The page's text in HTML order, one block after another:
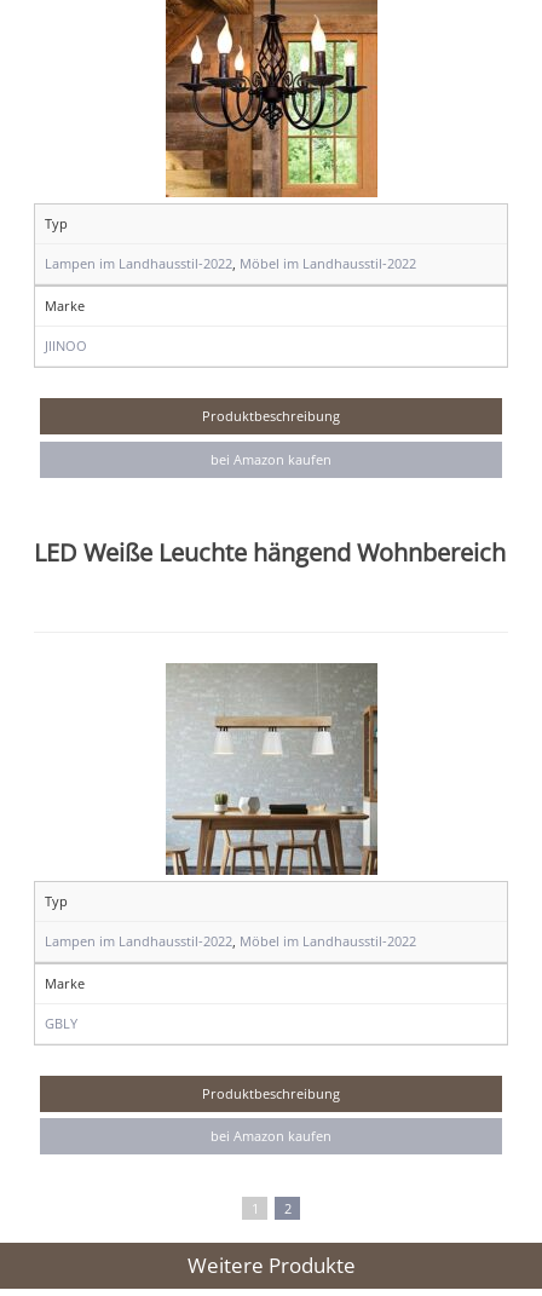
Typ
Lampen im Landhausstil-2022, Möbel im Landhausstil-2022
Marke
JIINOO
Produktbeschreibung
bei Amazon kaufen
LED Weiße Leuchte hängend Wohnbereich
Typ
Lampen im Landhausstil-2022 Möbel im Landhausstil-2022
Marke
GBLY
Produktbeschreibung
bei Amazon kaufen
1 2
Weitere Produkte